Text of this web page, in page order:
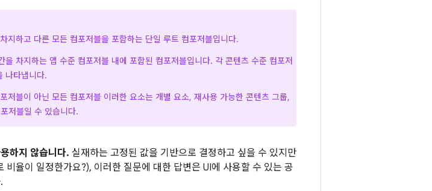
지하고 다른 모든 컴포저블을 포함하는 단일 루트 컴포저블입니다.
을 차지하는 앱 수준 컴포저블 내에 포함된 컴포저블입니다. 각 콘텐츠 수준 컴포저
나타냅니다.
저블이 아닌 모든 컴포저블 이러한 요소는 개별 요소, 재사용 가능한 콘텐츠 그룹,
저블일 수 있습니다.
하지 않습니다. 실재하는 고정된 값을 기반으로 결정하고 싶을 수 있지만
율이 일정한가요?), 이러한 질문에 대한 답변은 UI에 사용할 수 있는 공